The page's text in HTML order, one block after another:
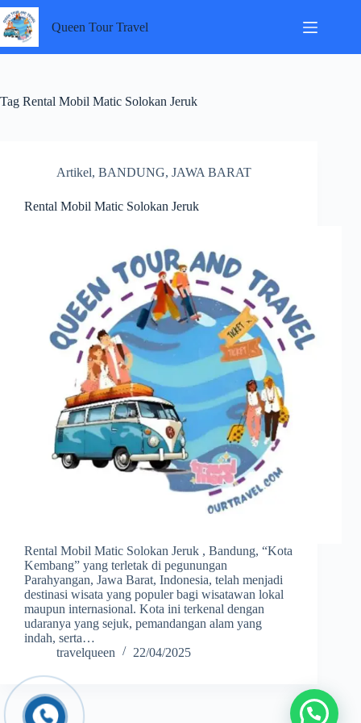
Skip
to
content
Queen Tour Travel
Tag Rental Mobil Matic Solokan Jeruk
Artikel, BANDUNG, JAWA BARAT
Rental Mobil Matic Solokan Jeruk
Rental Mobil Matic Solokan Jeruk , Bandung, “Kota
Kembang” yang terletak di pegunungan
Parahyangan, Jawa Barat, Indonesia, telah menjadi
destinasi wisata yang populer bagi wisatawan lokal
maupun internasional. Kota ini terkenal dengan
udaranya yang sejuk, pemandangan alam yang
indah, serta…
travelqueen
22/04/2025